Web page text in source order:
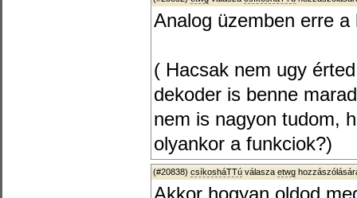
Analog üzemben erre
( Hacsak nem ugy
dekoder is benne
nem is nagyon tudom,
olyankor a funkciok?)
(#20838) csíkosháTTú válasza etwg